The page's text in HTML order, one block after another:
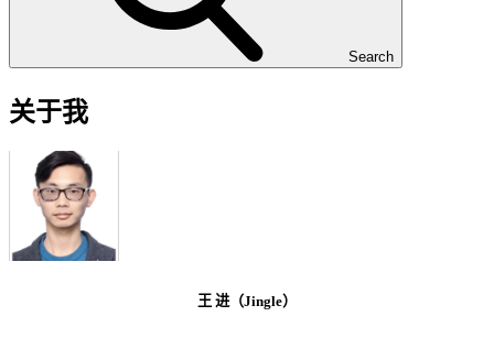
Search
关于我
王 进（Jingle）